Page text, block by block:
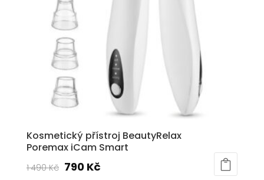
Kosmetický přístroj BeautyRelax
Poremax iCam Smart
1 490Kč Původní
790 KčAktuální